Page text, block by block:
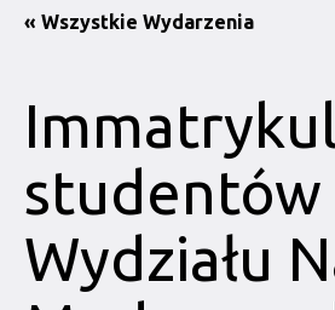
« Wszystkie Wydarzenia
studentów
Wydziału